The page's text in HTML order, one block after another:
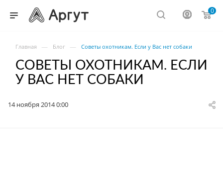
0
Главная — Блог — Советы охотникам. Если у Вас нет собаки
СОВЕТЫ ОХОТНИКАМ. ЕСЛИ
У ВАС НЕТ СОБАКИ
14 ноября 2014 0:00